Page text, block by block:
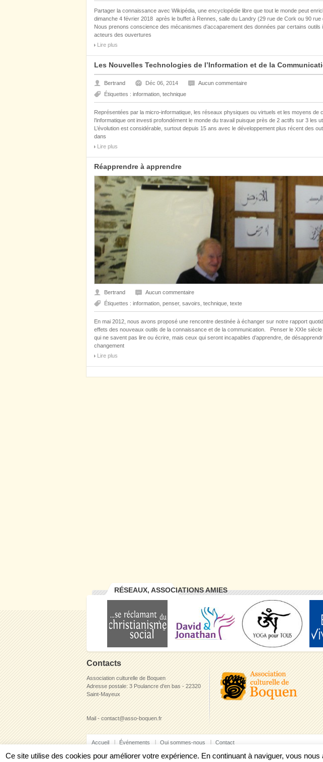
Partager la connaissance avec Wikipédia, une encyclopédie libre que tout le monde peut
dimanche 4 février 2018 après le buffet à Rennes, salle du Landry (29 rue de Cork ou 90 rue
Nous prenons conscience des mécanismes d’accaparement des données par certains outils
acteurs des ouvertures
Lire plus
Les Nouvelles Technologies de l’Information et de la
Bertrand Déc 06, 2014
Aucun commentaire
Étiquettes : information technique
Représentées par la micro-informatique, les réseaux physiques ou virtuels et les moyens de
l’informatique ont investi profondément le monde du travail puisque près de 2 actifs sur 3 les
L’évolution est considérable, surtout depuis 15 ans avec le développement plus récent des
dans
Lire plus
Réapprendre à apprendre
Bertrand
Aucun commentaire
Étiquettes : information penser, savoirs technique texte
En mai 2012, nous avons proposé une rencontre destinée à échanger sur notre rapport
effets des nouveaux outils de la connaissance et de la communication. Penser le XXIe
qui ne savent pas lire ou écrire, mais ceux qui seront incapables d’apprendre, de
changement
Lire plus
RÉSEAUX, ASSOCIATIONS AMIES
Contacts
Association culturelle de Boquen
Adresse postale: 3 Poulancre d'en bas - 22320
Saint-Mayeux
Mail - contact@asso-boquen.fr
Accueil Événements Qui sommes-nous Contact
Ce site utilise des cookies pour améliorer votre expérience. En continuant à naviguer, vous